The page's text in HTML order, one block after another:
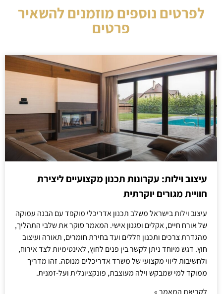
לפרטים נוספים מוזמנים להשאיר
פרטים
עיצוב וילות: עקרונות תכנון מקצועיים ליצירת
חוויית מגורים יוקרתית
עיצוב וילות בישראל משלב תכנון אדריכלי מוקפד עם הבנה עמוקה
של אורח חיים, אקלים וסגנון אישי. המאמר סוקר את שלבי התהליך,
מהגדרת צרכים ותכנון חללים ועד בחירת חומרים, תאורה ועיצוב
חוץ. דגש מיוחד ניתן לקשר בין פנים לחוץ, לאינטימיות לצד אירוח,
ולחשיבות ליווי מקצועי של משרד אדריכלים מנוסה. זהו מדריך
ממוקד למי שמבקש וילה מעוצבת, פונקציונלית ועל-זמנית.
לקריאת המאמר »